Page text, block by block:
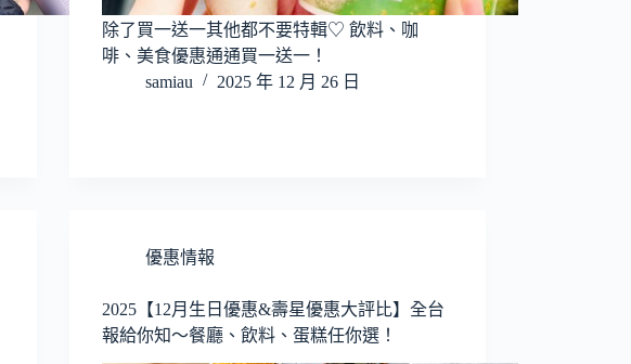
除了買一送一其他都不要特輯♡ 飲料、咖
啡、美食優惠通通買一送一！
samiau
2025 年 12 月 26 日
優惠情報
2025【12月生日優惠&壽星優惠大評比】全台
報給你知～餐廳、飲料、蛋糕任你選！